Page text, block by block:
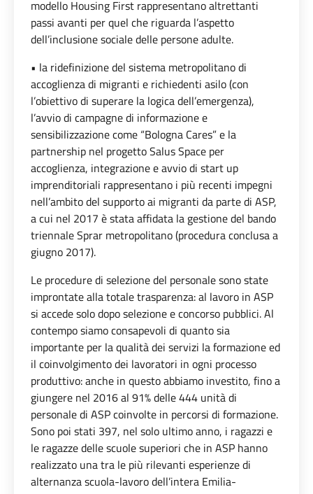
modello Housing First rappresentano altrettanti
passi avanti per quel che riguarda l’aspetto
dell’inclusione sociale delle persone adulte.
• la ridefinizione del sistema metropolitano di
accoglienza di migranti e richiedenti asilo (con
l’obiettivo di superare la logica dell’emergenza),
l’avvio di campagne di informazione e
sensibilizzazione come “Bologna Cares” e la
partnership nel progetto Salus Space per
accoglienza, integrazione e avvio di start up
imprenditoriali rappresentano i più recenti impegni
nell’ambito del supporto ai migranti da parte di ASP,
a cui nel 2017 è stata affidata la gestione del bando
triennale Sprar metropolitano (procedura conclusa a
giugno 2017).
Le procedure di selezione del personale sono state
improntate alla totale trasparenza: al lavoro in ASP
si accede solo dopo selezione e concorso pubblici. Al
contempo siamo consapevoli di quanto sia
importante per la qualità dei servizi la formazione ed
il coinvolgimento dei lavoratori in ogni processo
produttivo: anche in questo abbiamo investito, fino a
giungere nel 2016 al 91% delle 444 unità di
personale di ASP coinvolte in percorsi di formazione.
Sono poi stati 397, nel solo ultimo anno, i ragazzi e
le ragazze delle scuole superiori che in ASP hanno
realizzato una tra le più rilevanti esperienze di
alternanza scuola-lavoro dell’intera Emilia-